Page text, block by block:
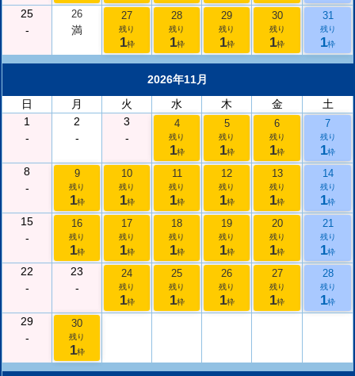
25
-
26
満
27
残り
1枠
28
残り
1枠
29
残り
1枠
30
残り
1枠
31
残り
1枠
2026年11月
日
月 火 水 木 金
土
1
-
2
-
3
-
4
残り
1枠
5
残り
1枠
6
残り
1枠
7
残り
1枠
8
-
9
残り
1枠
10
残り
1枠
11
残り
1枠
12
残り
1枠
13
残り
1枠
14
残り
1枠
15
-
16
残り
1枠
17
残り
1枠
18
残り
1枠
19
残り
1枠
20
残り
1枠
21
残り
1枠
22
-
23
-
24
残り
1枠
25
残り
1枠
26
残り
1枠
27
残り
1枠
28
残り
1枠
29
-
30
残り
1枠